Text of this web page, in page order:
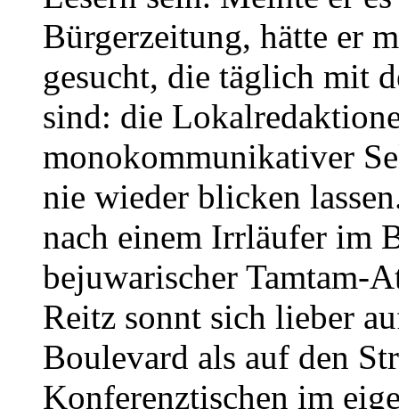
Bürgerzeitung, hätte er
gesucht, die täglich mit
sind: die
monokommunikativer
nie wieder blicken
nach einem Irrläufer im
bejuwarischer Tamtam-
Reitz sonnt sich lieber
Boulevard als auf den
Konferenztischen im